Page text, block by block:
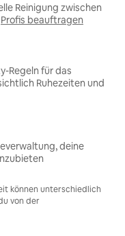
Reinigung zwischen
Profis beauftragen
Regeln für das
Ruhezeiten und
deine
können unterschiedlich
von der